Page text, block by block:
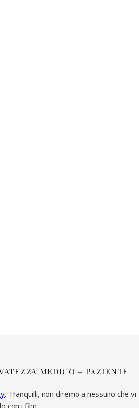
MEDICO – PAZIENTE
. Tranquilli, non diremo a nessuno che vi
con i film.